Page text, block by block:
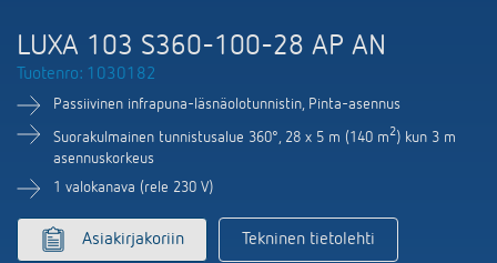
Tehokkaita apulaisia energiakriisissä
Design
Historia
LUXORliving
LUXA 103 S360-100-28 AP AN
Tuotenro: 1030182
Passiivinen infrapuna-läsnäolotunnistin, Pinta-asennus
Suorakulmainen tunnistusalue 360°, 28 x 5 m (140 m2) kun 3 m
asennuskorkeus
1 valokanava (rele 230 V)
Asiakirjakoriin Tekninen tietolehti